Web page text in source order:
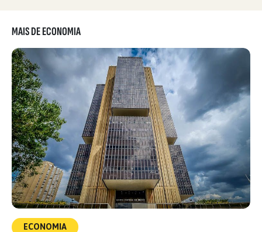
MAIS DE ECONOMIA
ECONOMIA